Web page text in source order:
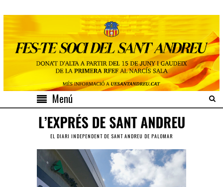
Menú
EL DIARI INDEPENDENT DE SANT ANDREU DE PALOMAR